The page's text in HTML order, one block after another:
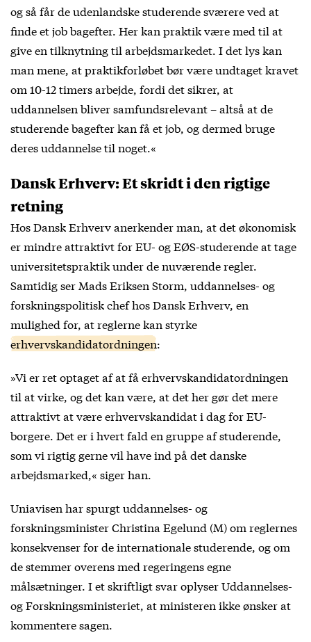
og så får de udenlandske studerende sværere ved at
finde et job bagefter. Her kan praktik være med til at
give en tilknytning til arbejdsmarkedet. I det lys kan
man mene, at praktikforløbet bør være undtaget kravet
om 10-12 timers arbejde, fordi det sikrer, at
uddannelsen bliver samfundsrelevant – altså at de
studerende bagefter kan få et job, og dermed bruge
deres uddannelse til noget.«
Dansk Erhverv: Et skridt i den rigtige
retning
Hos Dansk Erhverv anerkender man, at det økonomisk
er mindre attraktivt for EU- og EØS-studerende at tage
universitetspraktik under de nuværende regler.
Samtidig ser Mads Eriksen Storm, uddannelses- og
forskningspolitisk chef hos Dansk Erhverv, en
mulighed for, at reglerne kan styrke
erhvervskandidatordningen:
»Vi er ret optaget af at få erhvervskandidatordningen
til at virke, og det kan være, at det her gør det mere
attraktivt at være erhvervskandidat i dag for EU-
borgere. Det er i hvert fald en gruppe af studerende,
som vi rigtig gerne vil have ind på det danske
arbejdsmarked,« siger han.
Uniavisen har spurgt uddannelses- og
forskningsminister Christina Egelund (M) om reglernes
konsekvenser for de internationale studerende, og om
de stemmer overens med regeringens egne
målsætninger. I et skriftligt svar oplyser Uddannelses-
og Forskningsministeriet, at ministeren ikke ønsker at
kommentere sagen.